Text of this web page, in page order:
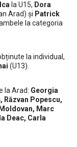
la U15, Dora
Arad) și Patrick
la categoria
la individual,
(U13).
la Arad: Georgia
Răzvan Popescu,
Marc
Deac, Carla